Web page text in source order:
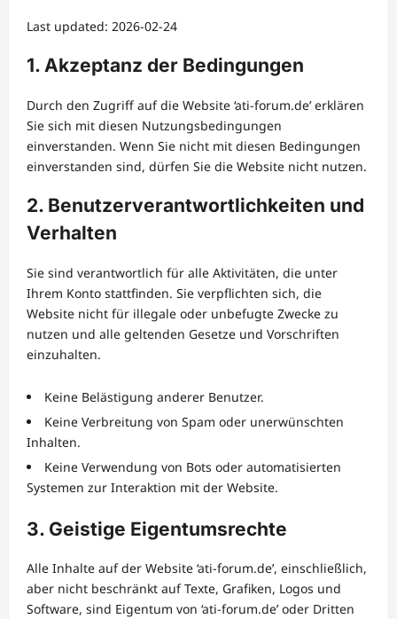
Last updated: 2026-02-24
1. Akzeptanz der Bedingungen
Durch den Zugriff auf die Website ‘ati-forum.de’ erklären
Sie sich mit diesen Nutzungsbedingungen
einverstanden. Wenn Sie nicht mit diesen Bedingungen
einverstanden sind, dürfen Sie die Website nicht nutzen.
2. Benutzerverantwortlichkeiten und
Verhalten
Sie sind verantwortlich für alle Aktivitäten, die unter
Ihrem Konto stattfinden. Sie verpflichten sich, die
Website nicht für illegale oder unbefugte Zwecke zu
nutzen und alle geltenden Gesetze und Vorschriften
einzuhalten.
Keine Belästigung anderer Benutzer.
Keine Verbreitung von Spam oder unerwünschten
Inhalten.
Keine Verwendung von Bots oder automatisierten
Systemen zur Interaktion mit der Website.
3. Geistige Eigentumsrechte
Alle Inhalte auf der Website ‘ati-forum.de’, einschließlich,
aber nicht beschränkt auf Texte, Grafiken, Logos und
Software, sind Eigentum von ‘ati-forum.de’ oder Dritten